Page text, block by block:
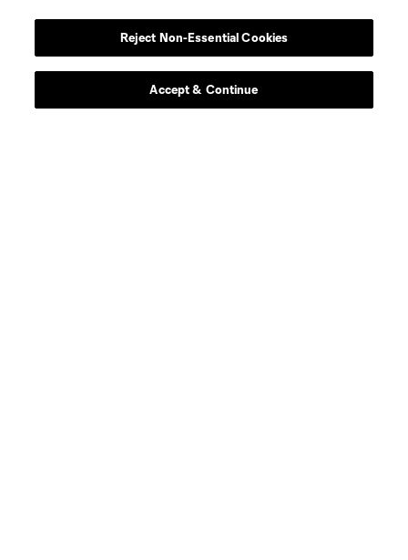
Reject Non-Essential Cookies
Accept & Continue